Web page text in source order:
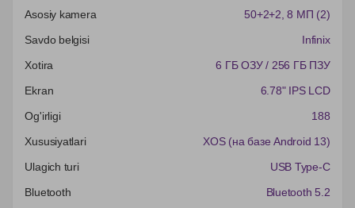
Asosiy kamera
50+2+2 , 8 МП (2)
Savdo belgisi
Infinix
Xotira
6 ГБ ОЗУ / 256 ГБ ПЗУ
Ekran
6.78" IPS LCD
Og'irligi
188
Xususiyatlari
XOS (на базе Android 13)
Ulagich turi
USB Type-C
Bluetooth
Bluetooth 5.2